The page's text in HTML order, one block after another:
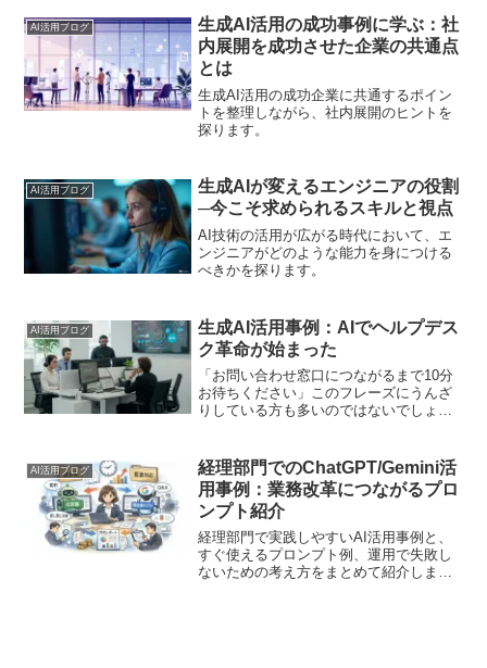
します。
AI活用ブログ
生成AI活用の成功事例に学ぶ：社
内展開を成功させた企業の共通点
とは
生成AI活用の成功企業に共通するポイン
トを整理しながら、社内展開のヒントを
探ります。
AI活用ブログ
生成AIが変えるエンジニアの役割
─今こそ求められるスキルと視点
AI技術の活用が広がる時代において、エ
ンジニアがどのような能力を身につける
べきかを探ります。
AI活用ブログ
生成AI活用事例：AIでヘルプデス
ク革命が始まった
「お問い合わせ窓口につながるまで10分
お待ちください」このフレーズにうんざ
りしている方も多いのではないでしょう
す。トヨタや楽天など国内トップ企業が
次々と導入する「生成A...
AI活用ブログ
経理部門でのChatGPT/Gemini活
用事例：業務改革につながるプロ
ンプト紹介
経理部門で実践しやすいAI活用事例と、
すぐ使えるプロンプト例、運用で失敗し
ないための考え方をまとめて紹介しま